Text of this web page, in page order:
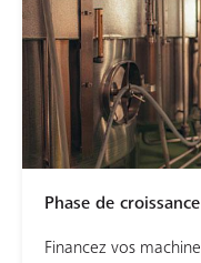
Phase de
Financez vos